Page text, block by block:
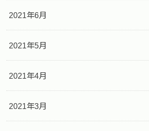
2021年6月
2021年5月
2021年4月
2021年3月